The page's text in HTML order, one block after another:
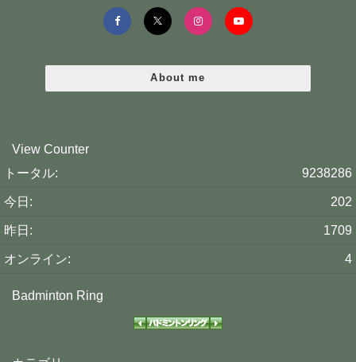
About me
View Counter
9238286
トータル:
202
今日:
1709
昨日:
4
オンライン:
Badminton Ring